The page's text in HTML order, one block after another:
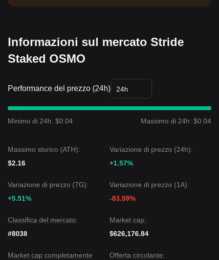
base alla tua propensione al rischio.
Informazioni sul mercato Stride
Staked OSMO
Performance del prezzo (24h) 24h
Minimo di 24h: $0.04 Massimo di 24h: $0.04
Massimo storico (ATH):
$2.16
Variazione di prezzo (24h):
+1.57%
Variazione di prezzo (7G):
+5.51%
Variazione di prezzo (1A):
-83.59%
Classifica del mercato:
#8038
Market cap:
$626,176.84
Market cap completamente
Offerta circolante: